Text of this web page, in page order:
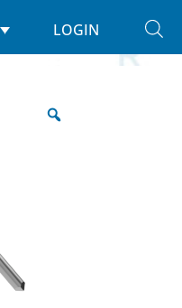
LOGIN
/ Trébol